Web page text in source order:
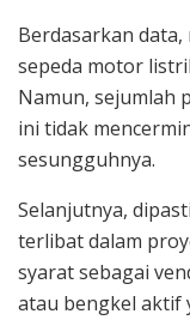
Berdasarkan
sepeda motor
Namun, sejumlah
ini tidak
sesungguhnya.
Selanjutnya,
terlibat dalam
syarat sebagai
atau bengkel aktif